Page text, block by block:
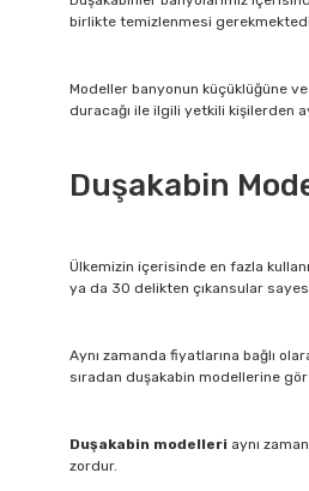
birlikte temizlenmesi
Modeller banyonun küçüklüğüne
duracağı ile ilgili yetkili kişilerden
Duşakabin
Ülkemizin içerisinde en fazla
ya da 30 delikten çıkansular
Aynı zamanda fiyatlarına bağlı
sıradan duşakabin modellerine
Duşakabin modelleri aynı
zordur.